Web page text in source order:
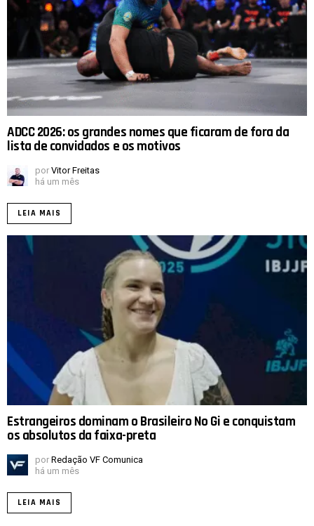
ADCC 2026: os grandes nomes que ficaram de fora da
lista de convidados e os motivos
por Vitor Freitas
há um mês
LEIA MAIS
Estrangeiros dominam o Brasileiro No Gi e conquistam
os absolutos da faixa-preta
por Redação VF Comunica
há um mês
LEIA MAIS